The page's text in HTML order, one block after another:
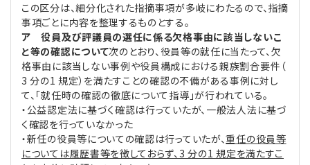
この区分は、細分化された指摘事項が多岐にわたるので、指摘
事項ごとに内容を整理するものとする。
ア 役員及び評議員の選任に係る欠格事由に該当しないこ
と等の確認について次のとおり、役員等の就任に当たって、欠
格事由に該当しない事例や役員構成における親族割合要件（
3 分の1 規定）を満たすことの確認の不備がある事例に対し
て、「就任時の確認の徹底について指導」が行われている。
・公益認定法に基づく確認は行っていたが、一般法人法に基づ
く確認を行っていなかった
・新任の役員等についての確認は行っていたが、重任の役員等
については履歴書等を徴しておらず、3 分の1 規定を満たすこ